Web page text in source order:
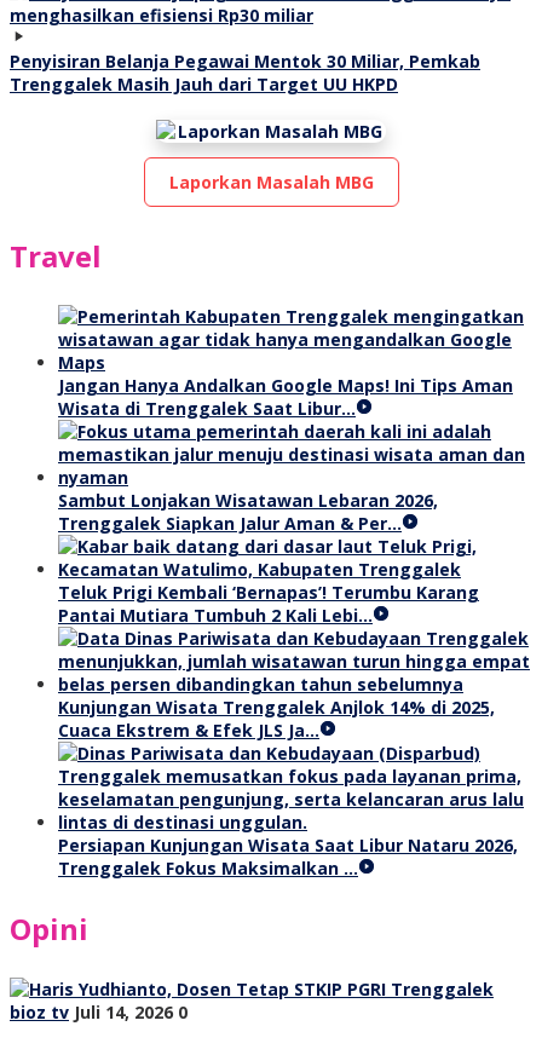
Penyisiran Belanja Pegawai Mentok 30 Miliar, Pemkab
Trenggalek Masih Jauh dari Target UU HKPD
Laporkan Masalah MBG
Travel
Jangan Hanya Andalkan Google Maps! Ini Tips Aman
Wisata di Trenggalek Saat Libur…
Sambut Lonjakan Wisatawan Lebaran 2026,
Trenggalek Siapkan Jalur Aman & Per…
Teluk Prigi Kembali ‘Bernapas’! Terumbu Karang
Pantai Mutiara Tumbuh 2 Kali Lebi…
Kunjungan Wisata Trenggalek Anjlok 14% di 2025,
Cuaca Ekstrem & Efek JLS Ja…
Persiapan Kunjungan Wisata Saat Libur Nataru 2026,
Trenggalek Fokus Maksimalkan …
Opini
bioz tv Juli 14, 2026 0